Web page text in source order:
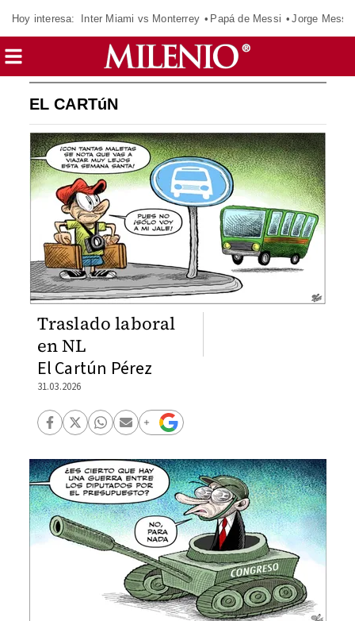
Hoy interesa: Inter Miami vs Monterrey Papá de Messi Jorge Messi
EL CARTúN
Traslado laboral
en NL
El Cartún Pérez
31.03.2026